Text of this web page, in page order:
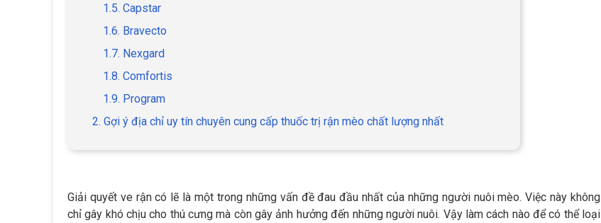
1.5. Capstar
1.6. Bravecto
1.7. Nexgard
1.8. Comfortis
1.9. Program
2. Gợi ý địa chỉ uy tín chuyên cung cấp thuốc trị rận mèo chất lượng nhất
Giải quyết ve rận có lẽ là một trong những vấn đề đau đầu nhất của những người nuôi mèo. Việc này không
chỉ gây khó chịu cho thú cưng mà còn gây ảnh hưởng đến những người nuôi. Vậy làm cách nào để có thể loại